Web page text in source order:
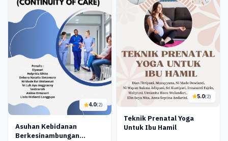
4.0(2)
Asuhan Kebidanan
Berkesinambungan
5.0(2)
Teknik Prenatal Yoga
Untuk Ibu Hamil